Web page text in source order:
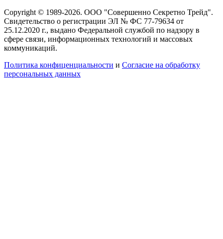
Copyright © 1989-2026. ООО "Совершенно Секретно Трейд".
Свидетельство о регистрации ЭЛ № ФС 77-79634 от
25.12.2020 г., выдано Федеральной службой по надзору в
сфере связи, информационных технологий и массовых
коммуникаций.
Политика конфиценциальности и Согласие на обработку
персональных данных